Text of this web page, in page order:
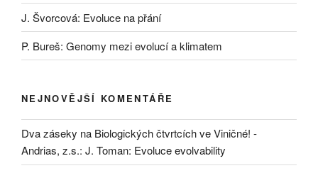
J. Švorcová: Evoluce na přání
P. Bureš: Genomy mezi evolucí a klimatem
NEJNOVĚJŠÍ KOMENTÁŘE
Dva záseky na Biologických čtvrtcích ve Viničné! -
Andrias, z.s.: J. Toman: Evoluce evolvability